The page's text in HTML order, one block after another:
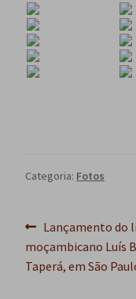
Categoria: Fotos
Navegação
de
Post
anterior:
Lançamento do
moçambicano Luís
Taperá, em São